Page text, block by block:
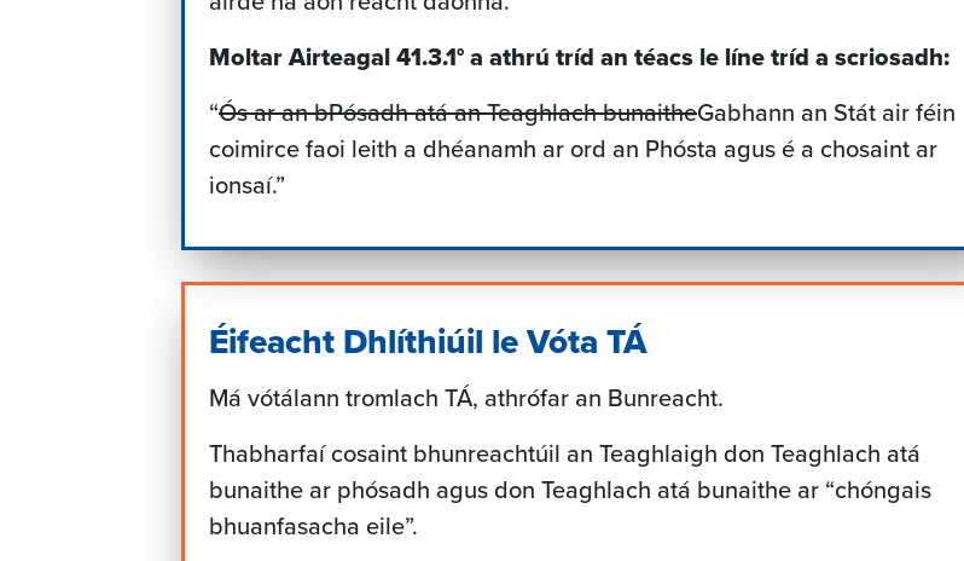
Moltar Airteagal 41.3.1° a athrú tríd an téacs le líne tríd a scriosadh:
“Ós ar an bPósadh atá an Teaghlach bunaitheGabhann an Stát air féin
coimirce faoi leith a dhéanamh ar ord an Phósta agus é a chosaint ar
ionsaí.”
Éifeacht Dhlíthiúil le Vóta TÁ
Má vótálann tromlach TÁ, athrófar an Bunreacht.
Thabharfaí cosaint bhunreachtúil an Teaghlaigh don Teaghlach atá
bunaithe ar phósadh agus don Teaghlach atá bunaithe ar “chóngais
bhuanfasacha eile”.